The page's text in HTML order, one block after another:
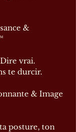
&
vrai.
te durcir.
& Image
posture, ton